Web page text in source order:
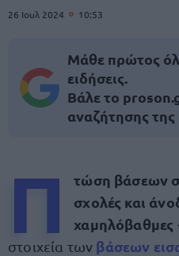
26 Ιουλ 2024 10:53
Μάθε πρώτος
ειδήσεις.
Βάλε το
αναζήτησης
Π
τώση βάσεων
σχολές και
χαμηλόβαθμες
στοιχεία των βάσεων